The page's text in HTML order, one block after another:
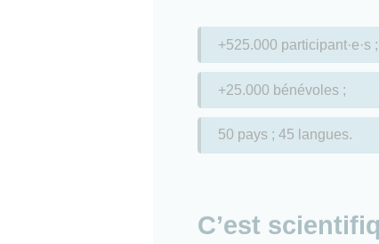
+525.000 participant·e·s ;
+25.000 bénévoles ;
50 pays ; 45 langues.
C’est